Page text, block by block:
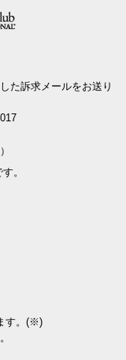
た訴求メールをお送り
。
す。(※)